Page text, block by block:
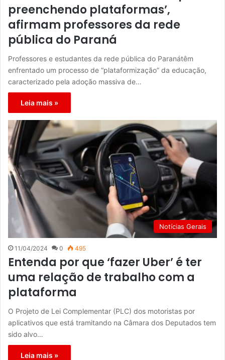
preenchendo plataformas’,
afirmam professores da rede
pública do Paraná
Professores e estudantes da rede pública do Paranátêm
enfrentado um processo de “plataformização” da educação,
caracterizado pela adoção massiva de…
Leia mais »
Notícias Gerais
11/04/2024 0 495
Entenda por que ‘fazer Uber’ é ter
uma relação de trabalho com a
plataforma
O Projeto de Lei Complementar (PLC) dos motoristas por
aplicativos que está tramitando na Câmara dos Deputados tem
sido alvo…
Leia mais »